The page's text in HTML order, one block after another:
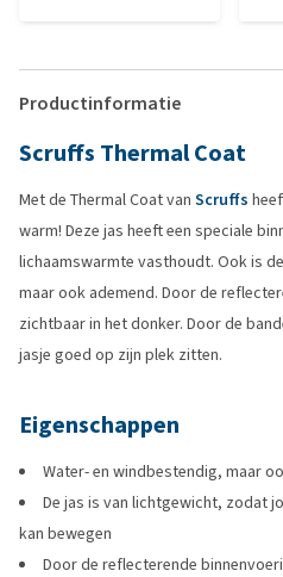
Productinformatie
Scruffs Thermal Coat
Met de Thermal Coat van Scruffs
warm! Deze jas heeft een speciale
lichaamswarmte vasthoudt. Ook is
maar ook ademend. Door de
zichtbaar in het donker. Door de
jasje goed op zijn plek zitten.
Eigenschappen
Water- en windbestendig, maar
De jas is van lichtgewicht, zodat
kan bewegen
Door de reflecterende